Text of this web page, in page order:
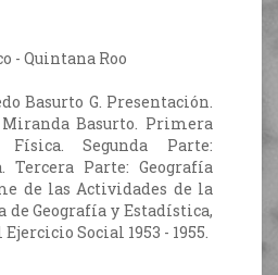
- Quintana Roo
Basurto G. Presentación.
Basurto. Primera
Física. Segunda Parte:
Tercera Parte: Geografía
de las Actividades de la
de Geografía y Estadística,
Social 1953 - 1955.